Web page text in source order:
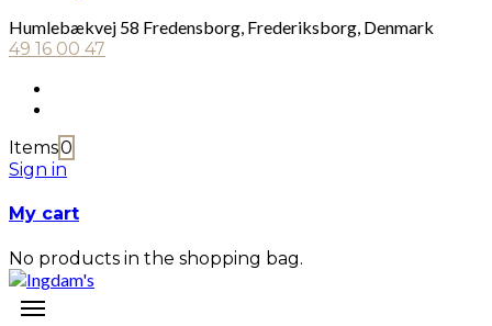
Humlebækvej 58 Fredensborg, Frederiksborg, Denmark
49 16 00 47
Items0
Sign in
My cart
No products in the shopping bag.